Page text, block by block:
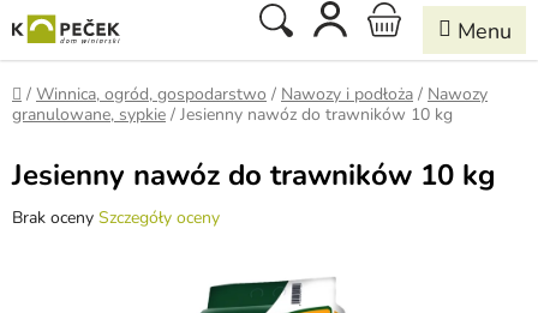
do
treści
Szukaj KOSZYK
Home
/ Winnica, ogród, gospodarstwo / Nawozy i podłoża / Nawozy
granulowane, sypkie / Jesienny nawóz do trawników 10 kg
Jesienny nawóz do trawników 10 kg
Średnia
Brak oceny Szczegóły oceny